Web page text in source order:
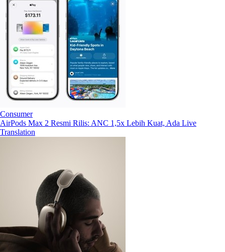
Consumer
AirPods Max 2 Resmi Rilis: ANC 1,5x Lebih Kuat, Ada Live
Translation